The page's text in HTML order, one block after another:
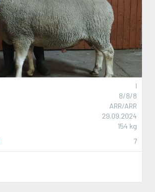
I
8/8/8
ARR/ARR
29.09.2024
154 kg
7